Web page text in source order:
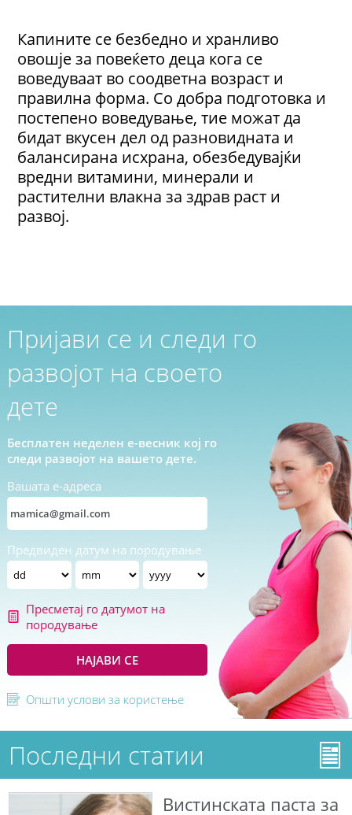
Капините се безбедно и хранливо
овошје за повеќето деца кога се
воведуваат во соодветна возраст и
правилна форма. Со добра подготовка и
постепено воведување, тие можат да
бидат вкусен дел од разновидната и
балансирана исхрана, обезбедувајќи
вредни витамини, минерали и
растителни влакна за здрав раст и
развој.
Пријави се и следи го
развојот на своето
дете
Бесплатен неделен е-весник кој го
следи развојот на вашето дете.
Вашата е-адреса
Предвиден датум на породување
Пресметај го датумот на
породување
НАЈАВИ СЕ
Општи услови за користење
Последни статии
Вистинската паста за